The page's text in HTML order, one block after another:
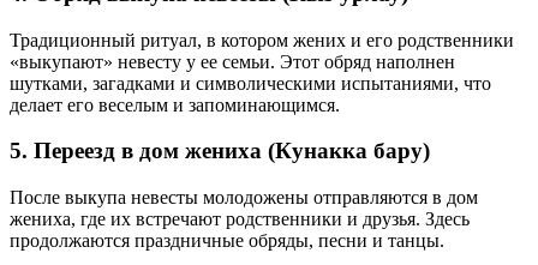
Традиционный ритуал, в котором жених и его родственники
«выкупают» невесту у ее семьи. Этот обряд наполнен
шутками, загадками и символическими испытаниями, что
делает его веселым и запоминающимся.
5. Переезд в дом жениха (Кунакка бару)
После выкупа невесты молодожены отправляются в дом
жениха, где их встречают родственники и друзья. Здесь
продолжаются праздничные обряды, песни и танцы.